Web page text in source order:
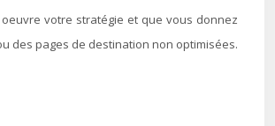
votre stratégie et que vous donnez
des pages de destination non optimisées.